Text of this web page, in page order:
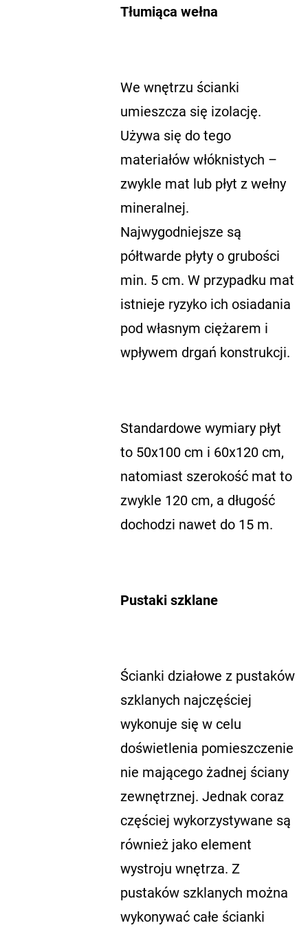
Tłumiąca wełna
We wnętrzu ścianki
umieszcza się izolację.
Używa się do tego
materiałów włóknistych –
zwykle mat lub płyt z wełny
mineralnej.
Najwygodniejsze są
półtwarde płyty o grubości
min. 5 cm. W przypadku mat
istnieje ryzyko ich osiadania
pod własnym ciężarem i
wpływem drgań konstrukcji.
Standardowe wymiary płyt
to 50x100 cm i 60x120 cm,
natomiast szerokość mat to
zwykle 120 cm, a długość
dochodzi nawet do 15 m.
Pustaki szklane
Ścianki działowe z pustaków
szklanych najczęściej
wykonuje się w celu
doświetlenia pomieszczenie
nie mającego żadnej ściany
zewnętrznej. Jednak coraz
częściej wykorzystywane są
również jako element
wystroju wnętrza. Z
pustaków szklanych można
wykonywać całe ścianki